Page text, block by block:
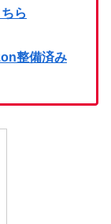
ら
整備済み